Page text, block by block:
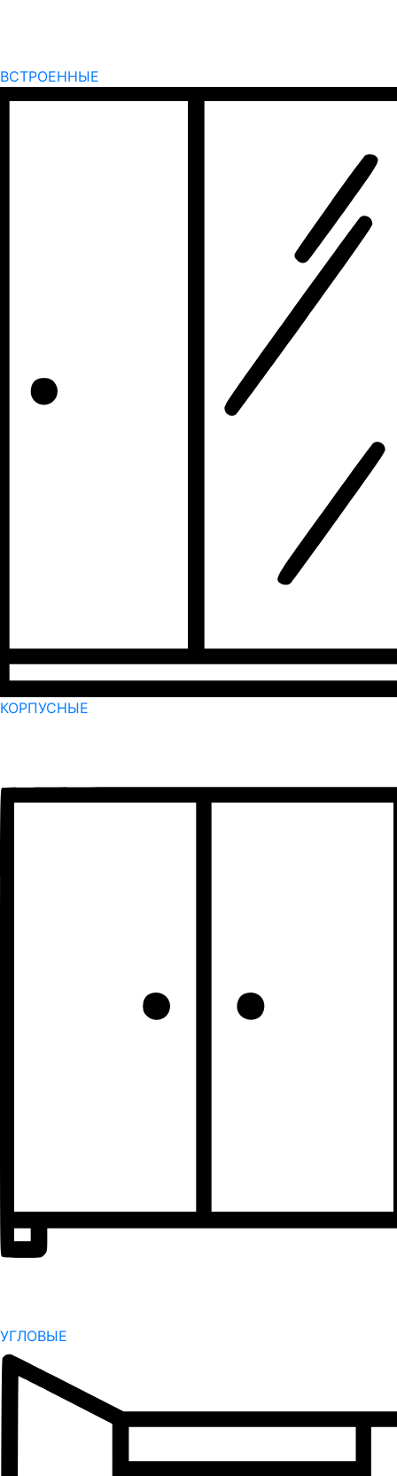
ВСТРОЕННЫЕ
КОРПУСНЫЕ
УГЛОВЫЕ